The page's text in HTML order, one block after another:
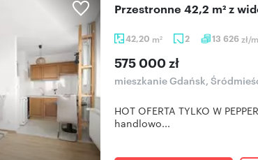
42,20 m2 2 13 626zł/m
Przestronne 42,2 m² z
575 000 zł
mieszkanie Gdańsk,
HOT OFERTA TYLKO W
handlowo...